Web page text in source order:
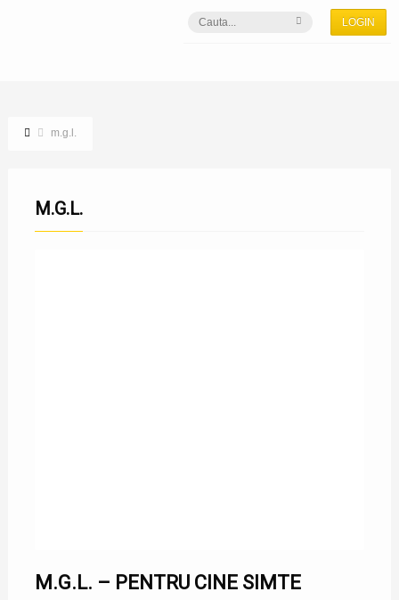
LOGIN
m.g.l.
M.G.L.
M.G.L. – PENTRU CINE SIMTE